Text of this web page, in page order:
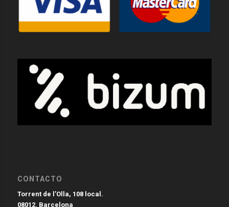
CONTACTO
Torrent de l’Olla, 108 local.
08012. Barcelona